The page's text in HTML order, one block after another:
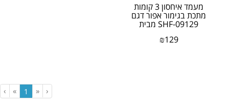
מעמד איחסון 3 קומות
מתכת בגימור אפור דגם
SHF-09129 מבית
₪129
‹
«
1
»
›